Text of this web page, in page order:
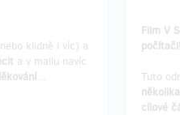
klidně i víc) a
a v mailu navíc
...
Film V
počítači!
Tuto
cílové